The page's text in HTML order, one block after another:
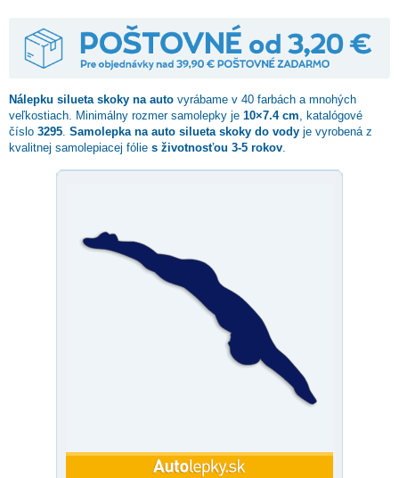
Nálepku silueta skoky na auto vyrábame v 40 farbách a mnohých
veľkostiach. Minimálny rozmer samolepky je 10×7.4 cm , katalógové
číslo 3295 Samolepka na auto silueta skoky do vody je vyrobená z
kvalitnej samolepiacej fólie s životnosťou 3-5 rokov